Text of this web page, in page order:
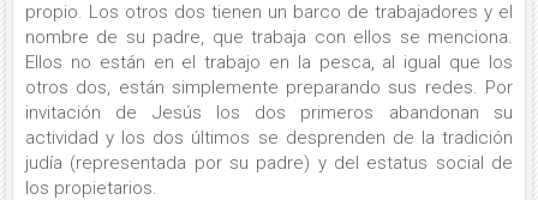
propio. Los otros dos tienen un barco de trabajadores y el
nombre de su padre, que trabaja con ellos se menciona.
Ellos no están en el trabajo en la pesca, al igual que los
otros dos, están simplemente preparando sus redes. Por
invitación de Jesús los dos primeros abandonan su
actividad y los dos últimos se desprenden de la tradición
judía (representada por su padre) y del estatus social de
los propietarios.